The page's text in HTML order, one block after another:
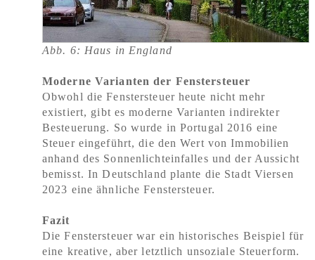
Abb. 6: Haus in England
Moderne Varianten der Fenstersteuer
Obwohl die Fenstersteuer heute nicht mehr
existiert, gibt es moderne Varianten indirekter
Besteuerung. So wurde in Portugal 2016 eine
Steuer eingeführt, die den Wert von Immobilien
anhand des Sonnenlichteinfalles und der Aussicht
bemisst. In Deutschland plante die Stadt Viersen
2023 eine ähnliche Fenstersteuer.
Fazit
Die Fenstersteuer war ein historisches Beispiel für
eine kreative, aber letztlich unsoziale Steuerform.